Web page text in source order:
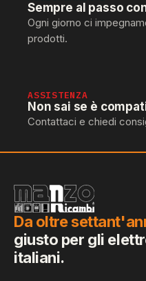
Sempre al passo
Ogni giorno ci
prodotti.
ASSISTENZA
Non sai se è
Contattaci e chiedi
Da oltre
giusto per gli
italiani.